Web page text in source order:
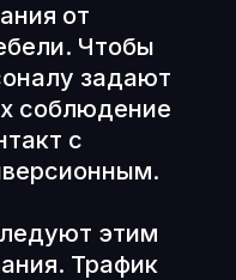
от
Чтобы
задают
соблюдение
с
этим
Трафик